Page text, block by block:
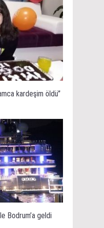
kardeşim öldü”
Bodrum’a geldi